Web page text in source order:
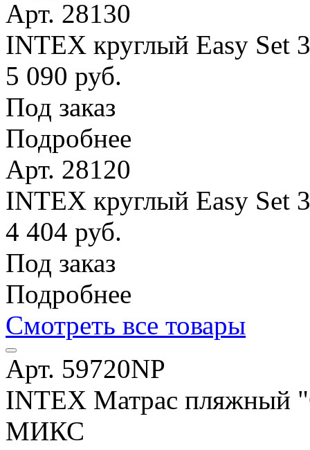
Арт. 28130
INTEX круглый Easy Set
5 090 руб.
Под заказ
Подробнее
Арт. 28120
INTEX круглый Easy Set
4 404 руб.
Под заказ
Подробнее
Смотреть все товары
Арт. 59720NP
INTEX Матрас пляжный
МИКС